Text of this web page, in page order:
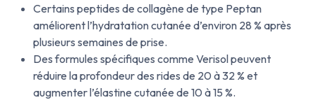
Certains peptides de collagène de type Peptan
améliorent l’hydratation cutanée d’environ 28 % après
plusieurs semaines de prise.
Des formules spécifiques comme Verisol peuvent
réduire la profondeur des rides de 20 à 32 % et
augmenter l’élastine cutanée de 10 à 15 %.